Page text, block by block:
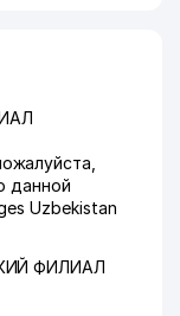
данной
Uzbekistan
ФИЛИАЛ